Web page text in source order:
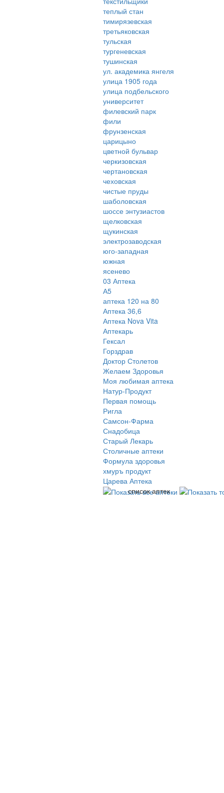
теплый стан
тимирязевская
третьяковская
тульская
тургеневская
тушинская
ул. академика янгеля
улица 1905 года
улица подбельского
университет
филевский парк
фили
фрунзенская
царицыно
цветной бульвар
черкизовская
чертановская
чеховская
чистые пруды
шаболовская
шоссе энтузиастов
щелковская
щукинская
электрозаводская
юго-западная
южная
ясенево
03 Аптека
А5
аптека 120 на 80
Аптека 36,6
Аптека Nova Vita
Аптекарь
Гексал
Горздрав
Доктор Столетов
Желаем Здоровья
Моя любимая аптека
Натур-Продукт
Первая помощь
Ригла
Самсон-Фарма
Снадобица
Старый Лекарь
Столичные аптеки
Формула здоровья
хмуръ продукт
Царева Аптека
список аптек